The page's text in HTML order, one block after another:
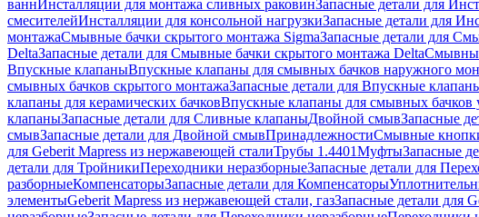
ваннИнсталляции для монтажа сливных раковинЗапасные детали для
смесителейИнсталляции для консольной нагрузкиЗапасные детали для
монтажаСмывные бачки скрытого монтажа SigmaЗапасные детали для
DeltaЗапасные детали для Смывные бачки скрытого монтажа Delta
Впускные клапаныВпускные клапаны для смывных бачков наружного
смывных бачков скрытого монтажаЗапасные детали для Впускные
клапаны для керамических бачковВпускные клапаны для смывных бачков
клапаныЗапасные детали для Сливные клапаныДвойной смывЗапасные
смывЗапасные детали для Двойной смывПринадлежностиСмывные
для Geberit Mapress из нержавеющей сталиТрубы 1.4401МуфтыЗапасные
детали для ТройникиПереходники неразборныеЗапасные детали для
разборныеКомпенсаторыЗапасные детали для Компенсаторы
элементыGeberit Mapress из нержавеющей стали, газЗапасные детали для